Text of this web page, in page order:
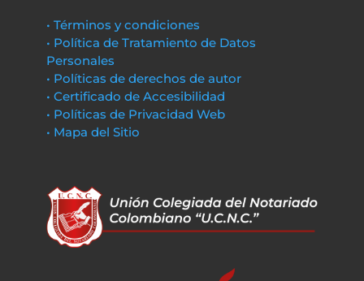
• Términos y condiciones
• Política de Tratamiento de Datos
Personales
• Políticas de derechos de autor
• Certificado de Accesibilidad
• Políticas de Privacidad Web
• Mapa del Sitio